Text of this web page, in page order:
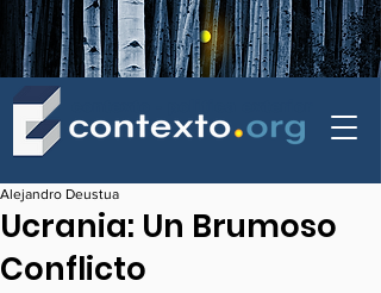
Ucrania: Un Brumoso
Conflicto
Alejandro Deustua